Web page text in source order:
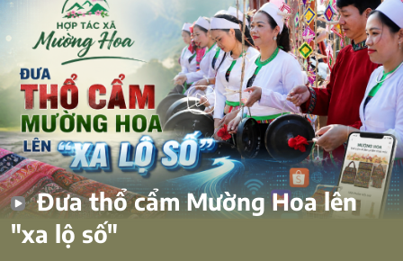
Đưa thổ cẩm Mường Hoa lên
"xa lộ số"